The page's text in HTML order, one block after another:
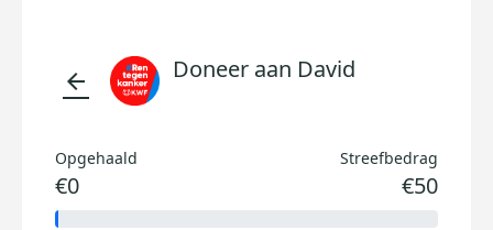
arrow_back Doneer aan David
Opgehaald
€0
Streefbedrag
€50